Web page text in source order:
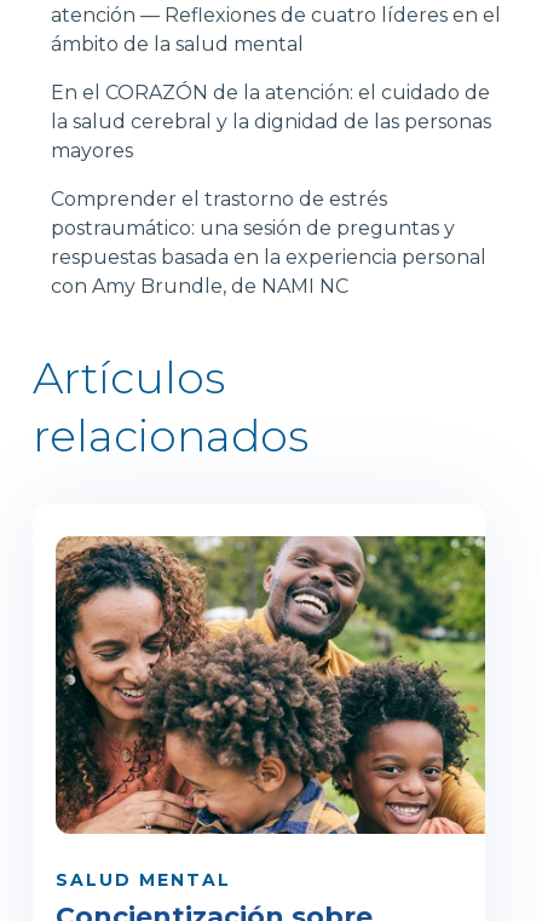
atención — Reflexiones de cuatro líderes en el
ámbito de la salud mental
En el CORAZÓN de la atención: el cuidado de
la salud cerebral y la dignidad de las personas
mayores
Comprender el trastorno de estrés
postraumático: una sesión de preguntas y
respuestas basada en la experiencia personal
con Amy Brundle, de NAMI NC
Artículos
relacionados
SALUD MENTAL